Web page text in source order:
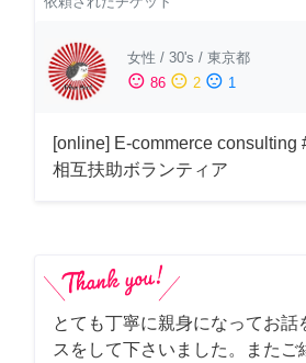
女性 / 30's / 東京都
sentiment_satisfied 86 sentiment_neutral 2 sentiment_dissatisfied 1
[online] E-commerce consulting
相互扶助ボランティア
とても丁寧に親身になってお話
スをして下さいました。またご